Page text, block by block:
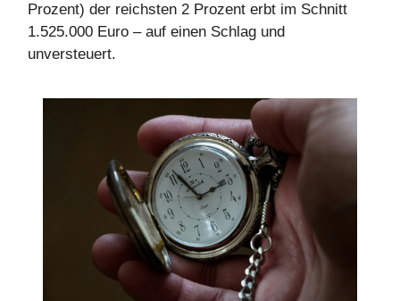
Prozent) der reichsten 2 Prozent erbt im Schnitt
1.525.000 Euro – auf einen Schlag und
unversteuert.